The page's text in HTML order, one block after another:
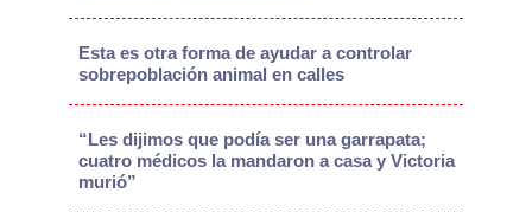
Esta es otra forma de ayudar a controlar
sobrepoblación animal en calles
“Les dijimos que podía ser una garrapata;
cuatro médicos la mandaron a casa y Victoria
murió”